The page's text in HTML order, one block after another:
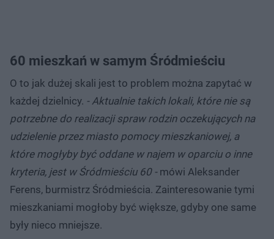
60 mieszkań w samym Śródmieściu
O to jak dużej skali jest to problem można zapytać w
każdej dzielnicy. - Aktualnie takich lokali, które nie są
potrzebne do realizacji spraw rodzin oczekujących na
udzielenie przez miasto pomocy mieszkaniowej, a
które mogłyby być oddane w najem w oparciu o inne
kryteria, jest w Śródmieściu 60 -mówi Aleksander
Ferens, burmistrz Śródmieścia. Zainteresowanie tymi
mieszkaniami mogłoby być większe, gdyby one same
były nieco mniejsze.